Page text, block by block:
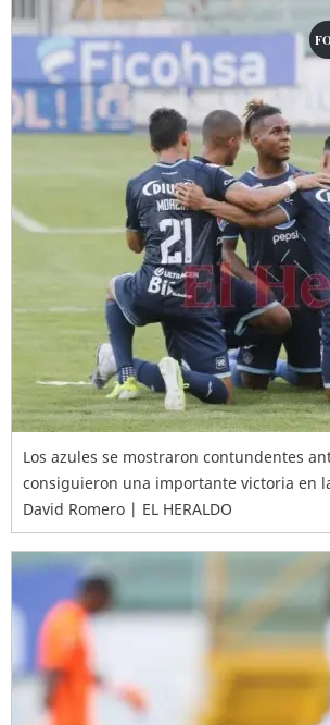
Los azules se mostraron contundentes
consiguieron una importante victoria en
David Romero | EL HERALDO